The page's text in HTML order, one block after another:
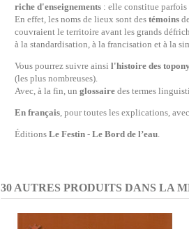
riche d'enseignements : elle constitue
En effet, les noms de lieux sont des témoins
couvraient le territoire avant les grands
à la standardisation, à la francisation et à la
Vous pourrez suivre ainsi l'histoire des
(les plus nombreuses).
Avec, à la fin, un glossaire des termes
En français, pour toutes les explications,
Éditions Le Festin - Le Bord de l’eau.
30 AUTRES PRODUITS DANS LA